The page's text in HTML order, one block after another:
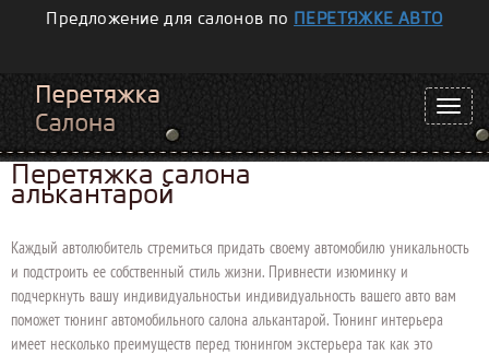
Предложение для салонов по ПЕРЕТЯЖКЕ АВТО
Перетяжка салона
алькантарой
Каждый автолюбитель стремиться придать своему автомобилю уникальность
и подстроить ее собственный стиль жизни. Привнести изюминку и
подчеркнуть вашу индивидуальностьи индивидуальность вашего авто вам
поможет тюнинг автомобильного салона алькантарой. Тюнинг интерьера
имеет несколько преимуществ перед тюнингом экстерьера так как это